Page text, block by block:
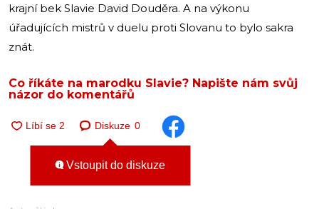
krajní bek Slavie David Douděra. A na výkonu
úřadujících mistrů v duelu proti Slovanu to bylo sakra
znát.
Co říkáte na marodku Slavie? Napište nám svůj
názor do komentářů
Diskuze 0
Vstoupit do diskuze